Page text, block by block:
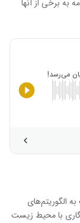
به برخی از آنها
الگوریتم‌های
با محیط زیست